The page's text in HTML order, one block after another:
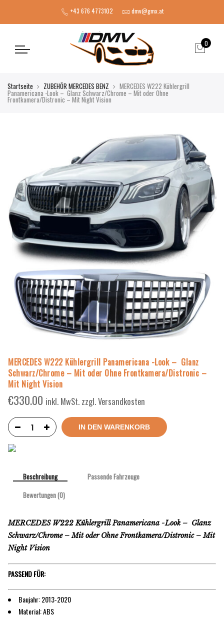
+43 676 4773102 dmv@gmx.at
0
Startseite ZUBEHÖR MERCEDES BENZ MERCEDES W222 Kühlergrill
Panamericana -Look – Glanz Schwarz/Chrome – Mit oder Ohne
Frontkamera/Distronic – Mit Night Vision
MERCEDES W222 Kühlergrill Panamericana -Look – Glanz
Schwarz/Chrome – Mit oder Ohne Frontkamera/Distronic –
Mit Night Vision
€330.00 inkl. MwSt. zzgl. Versandkosten
IN DEN WARENKORB
Beschreibung
Passende Fahrzeuge
Bewertungen (0)
MERCEDES W222 Kühlergrill Panamericana -Look – Glanz
Schwarz/Chrome – Mit oder Ohne Frontkamera/Distronic – Mit
Night Vision
PASSEND FÜR:
Baujahr: 2013-2020
Material: ABS